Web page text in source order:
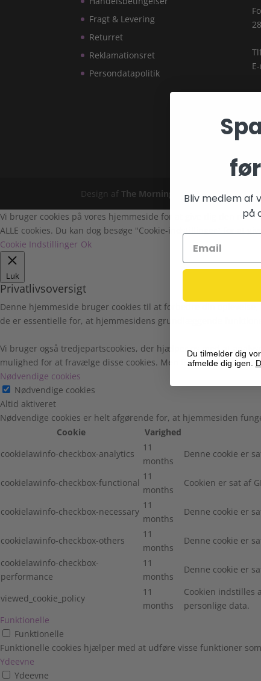
Fragt & Levering
Returret
Reklamationsret
Persondatapolitik
Design af The Morning Show
Vi bruger cookies på vores hjemmeside for at give dig den
ALLE cookies. Du kan dog besøge "Cookie-indstillinger" for at
Cookie Indstillinger Ok
Luk
Privatlivsoversigt
Denne hjemmeside bruger cookies til at forbedre din
de er essentielle for, at hjemmesidens grundlæggende
Vi bruger også tredjepartscookies, der hjælper os med at
mulighed for at fravælge disse cookies. Men fravalg af nogle af
Nødvendige cookies
Nødvendige cookies
Altid aktiveret
Nødvendige cookies er helt afgørende for, at hjemmesiden
Cookie
Varighed
cookielawinfo-checkbox-analytics
11
months
Denne cookie er
cookielawinfo-checkbox-functional
11
months
Cookien er sat af
cookielawinfo-checkbox-necessary
11
months
Denne cookie er
cookielawinfo-checkbox-others
11
months
Denne cookie er
cookielawinfo-checkbox-
performance
11
months
Denne cookie er
viewed_cookie_policy
11
months
Cookien indstilles
personlige data.
Funktionelle
Funktionelle
Funktionelle cookies hjælper med at udføre visse funktioner
Ydeevne
Ydeevne
Bliv medlem af
på
Du tilmelder dig
afmelde dig igen.